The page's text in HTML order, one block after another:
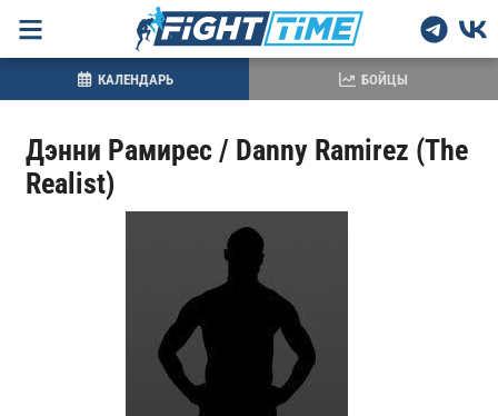
Дэнни Рамирес / Danny Ramirez (The
Realist)
КАЛЕНДАРЬ БОЙЦЫ